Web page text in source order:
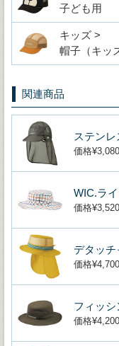
子ども用
キッズ >
帽子（キッ
関連商品
ステン
価格
WIC.ラ
価格
デタッ
価格
フィッ
価格